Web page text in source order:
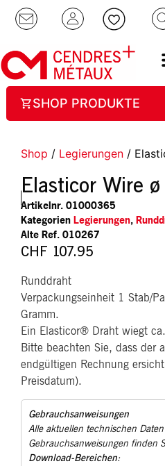
SHOP PRODUKTE
Shop / Legierungen /
Elasticor Wire
Artikelnr. 01000365
Kategorien Legierungen,
010267
CHF 107.95
Runddraht
Verpackungseinheit 1 Stab/
Gramm.
Ein Elasticor® Draht wiegt
Bitte beachten Sie, dass der
endgültigen Rechnung
Preisdatum).
Gebrauchsanweisungen
Alle aktuellen technischen
Gebrauchsanweisungen finden
Download-Bereichen: